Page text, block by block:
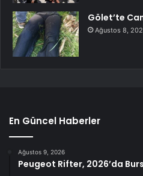
Gölet’te
Ağustos 8,
En Güncel Haberler
Ağustos 9, 2026
Peugeot Rifter, 2026’da